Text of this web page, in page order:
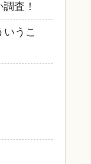
査！
いうこ